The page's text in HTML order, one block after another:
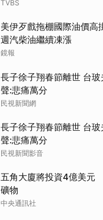
TVBS
美伊歹戲拖棚國際油價
週汽柴油繼續凍漲
鏡報
長子徐子翔春節離世 台
聲:悲痛萬分
民視新聞網
長子徐子翔春節離世 台
聲:悲痛萬分
民視新聞影音
五角大廈將投資4億美元
礦物
中央通訊社